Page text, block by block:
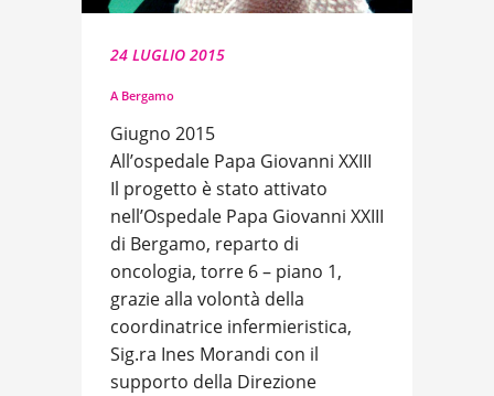
24 LUGLIO 2015
A Bergamo
Giugno 2015
All’ospedale Papa Giovanni XXIII
Il progetto è stato attivato
nell’Ospedale Papa Giovanni XXIII
di Bergamo, reparto di
oncologia, torre 6 – piano 1,
grazie alla volontà della
coordinatrice infermieristica,
Sig.ra Ines Morandi con il
supporto della Direzione